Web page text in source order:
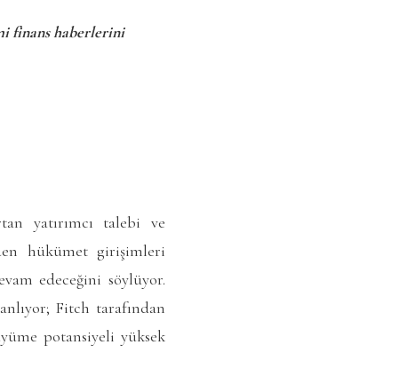
finans haberlerini
yatırımcı talebi ve
hükümet girişimleri
edeceğini söylüyor.
Fitch tarafından
potansiyeli yüksek